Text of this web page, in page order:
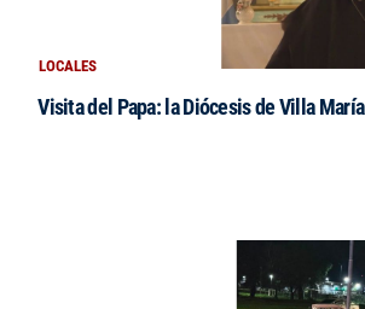
LOCALES
Visita del Papa: la Diócesis de Villa